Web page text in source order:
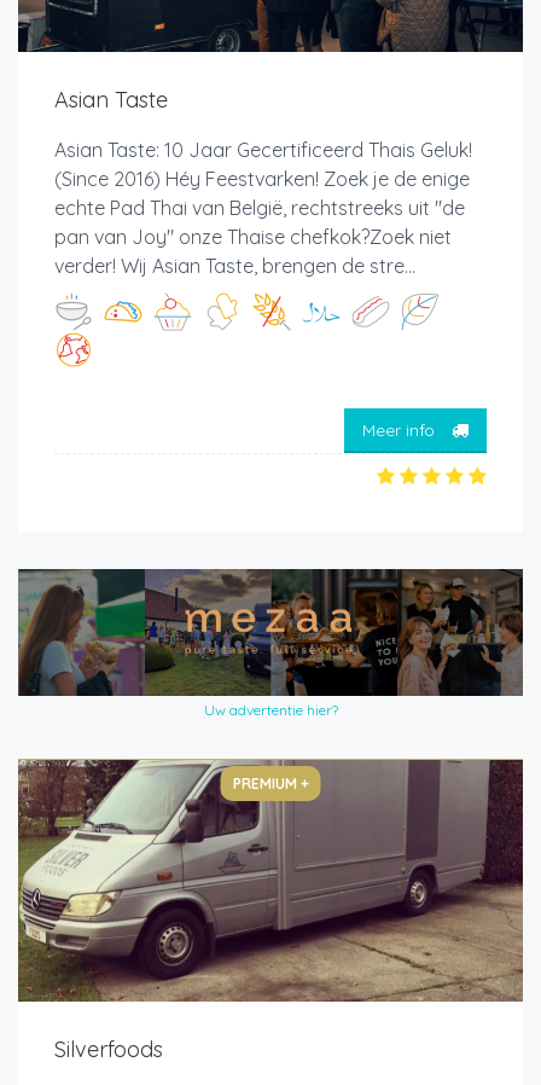
Asian Taste
Asian Taste: 10 Jaar Gecertificeerd Thais Geluk!
(Since 2016) Héy Feestvarken! Zoek je de enige
echte Pad Thai van België, rechtstreeks uit "de
pan van Joy" onze Thaise chefkok?Zoek niet
verder! Wij Asian Taste, brengen de stre...
Meer info
Uw advertentie hier?
PREMIUM +
Silverfoods